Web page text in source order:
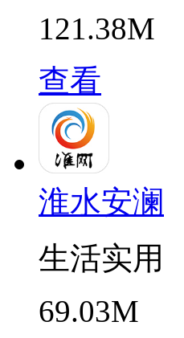
121.38M
查看
淮水安澜
生活实用
69.03M